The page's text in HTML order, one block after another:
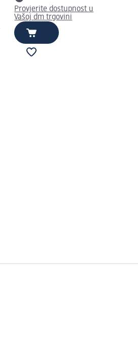
Provjerite dostupnost u
Vašoj dm trgovini